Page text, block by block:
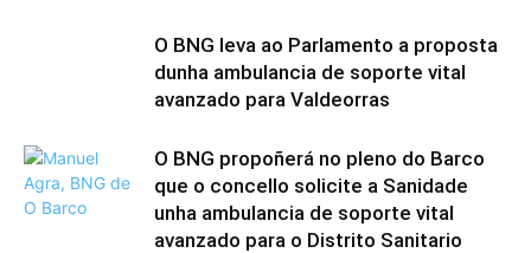
O BNG leva ao Parlamento a proposta
dunha ambulancia de soporte vital
avanzado para Valdeorras
O BNG propoñerá no pleno do Barco
que o concello solicite a Sanidade
unha ambulancia de soporte vital
avanzado para o Distrito Sanitario